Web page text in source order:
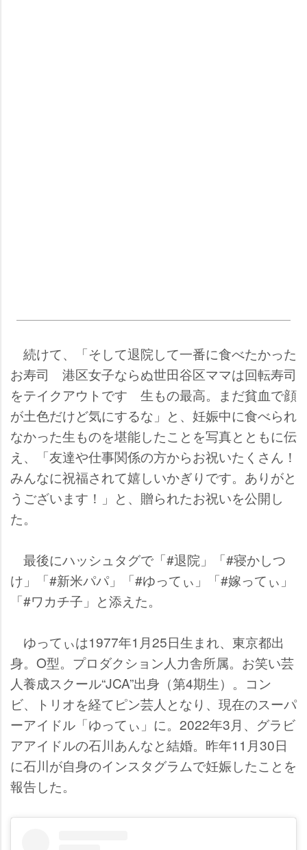
続けて、「そして退院して一番に食べたかった
お寿司 港区女子ならぬ世田谷区ママは回転寿司
をテイクアウトです 生もの最高。まだ貧血で顔
が土色だけど気にするな」と、妊娠中に食べられ
なかった生ものを堪能したことを写真とともに伝
え、「友達や仕事関係の方からお祝いたくさん！
みんなに祝福されて嬉しいかぎりです。ありがと
うございます！」と、贈られたお祝いを公開し
た。
最後にハッシュタグで「#退院」「#寝かしつ
け」「#新米パパ」「#ゆってぃ」「#嫁ってぃ」
「#ワカチ子」と添えた。
ゆってぃは1977年1月25日生まれ、東京都出
身。O型。プロダクション人力舎所属。お笑い芸
人養成スクール“JCA”出身（第4期生）。コン
ビ、トリオを経てピン芸人となり、現在のスーパ
ーアイドル「ゆってぃ」に。2022年3月、グラビ
アアイドルの石川あんなと結婚。昨年11月30日
に石川が自身のインスタグラムで妊娠したことを
報告した。